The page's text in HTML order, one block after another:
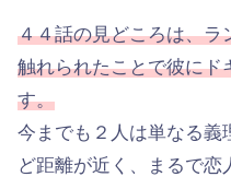
４４話の見どころは、ラ
触れられたことで彼にド
す。
今までも２人は単なる義
ど距離が近く、まるで